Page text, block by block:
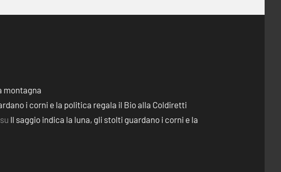
montagna
i corni e la politica regala il Bio alla Coldiretti
su Il saggio indica la luna, gli stolti guardano i corni e la